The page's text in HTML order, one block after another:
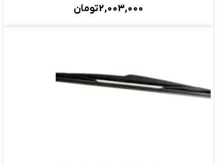
2,003,000تومان